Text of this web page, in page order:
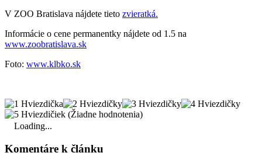
V ZOO Bratislava nájdete tieto zvieratká.
Informácie o cene permanentky nájdete od 1.5 na
www.zoobratislava.sk
Foto: www.klbko.sk
(Žiadne hodnotenia)
Loading...
Komentáre k článku